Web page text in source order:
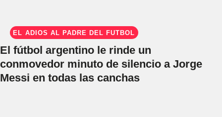
EL ADIÓS AL PADRE DEL FÚTBOL
El fútbol argentino le rinde un
conmovedor minuto de silencio a Jorge
Messi en todas las canchas